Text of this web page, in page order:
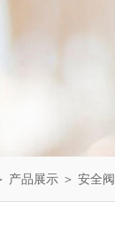
产品展示 ＞ 安全阀